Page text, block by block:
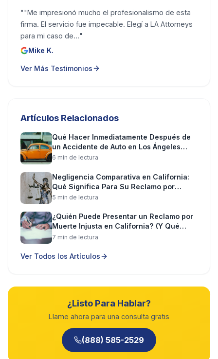
""Me impresionó mucho el profesionalismo de esta
firma. El servicio fue impecable. Elegí a LA Attorneys
para mi caso de..."
Mike K.
Ver Más Testimonios
Artículos Relacionados
Qué Hacer Inmediatamente Después de
un Accidente de Auto en Los Ángeles
(Paso a Paso)
6 min de lectura
Negligencia Comparativa en California:
Qué Significa Para Su Reclamo por
Lesiones
5 min de lectura
¿Quién Puede Presentar un Reclamo por
Muerte Injusta en California? (Y Qué
Puede Recuperar)
7 min de lectura
Ver Todos los Artículos
¿Listo Para Hablar?
Llame ahora para una consulta gratis
(888) 585-2529